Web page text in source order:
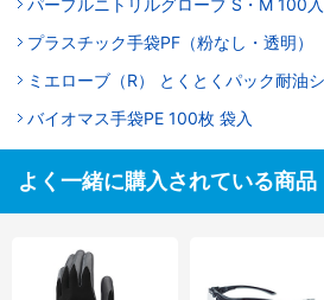
プラスチック手袋PF（粉なし・透明）
ミエローブ（R） とくとくパック耐油
バイオマス手袋PE 100枚 袋入
よく一緒に購入されている商品